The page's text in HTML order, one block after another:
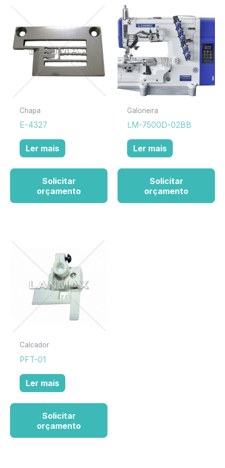
Chapa
E-4327
Ler mais
Solicitar
orçamento
Galoneira
LM-7500D-02BB
Ler mais
Solicitar
orçamento
Calcador
PFT-01
Ler mais
Solicitar
orçamento